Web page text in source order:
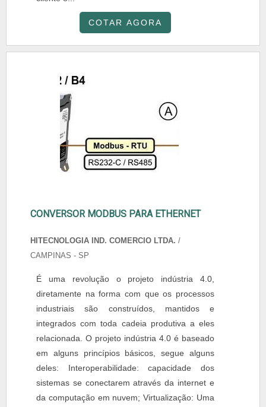
COTAR AGORA
CONVERSOR MODBUS PARA ETHERNET
HITECNOLOGIA IND. COMERCIO LTDA. /
CAMPINAS - SP
É uma revolução o projeto indústria 4.0,
diretamente na forma com que os processos
industriais são construídos, mantidos e
integrados com toda cadeia produtiva a eles
relacionada. O projeto indústria 4.0 é baseado
em alguns princípios básicos, segue alguns
deles: Interoperabilidade: capacidade dos
sistemas se conectarem através da internet e
da computação em nuvem; Virtualização: Uma